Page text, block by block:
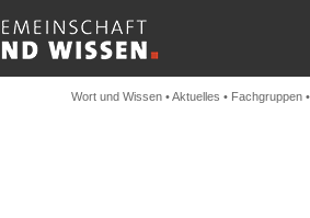
Wort und Wissen •Aktuelles • Fachgruppen